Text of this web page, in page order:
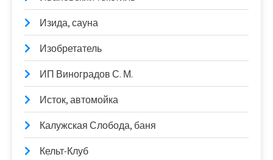
Изида, сауна
Изобретатель
ИП Виноградов С. М.
Исток, автомойка
Калужская Слобода, баня
Кельт-Клуб